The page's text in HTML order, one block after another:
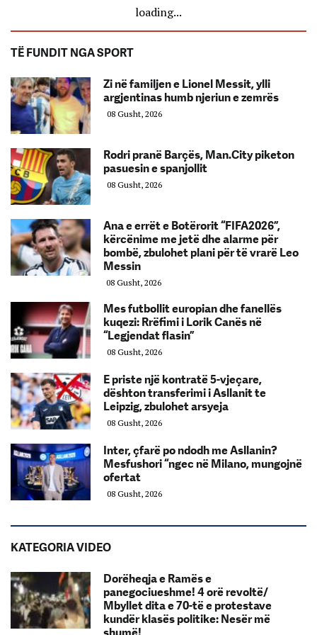
loading...
TË FUNDIT NGA SPORT
Zi në familjen e Lionel Messit, ylli
argjentinas humb njeriun e zemrës
08 Gusht, 2026
Rodri pranë Barçës, Man.City piketon
pasuesin e spanjollit
08 Gusht, 2026
Ana e errët e Botërorit “FIFA2026”,
kërcënime me jetë dhe alarme për
bombë, zbulohet plani për të vrarë Leo
Messin
08 Gusht, 2026
Mes futbollit europian dhe fanellës
kuqezi: Rrëfimi i Lorik Canës në
“Legjendat flasin”
08 Gusht, 2026
E priste një kontratë 5-vjeçare,
dështon transferimi i Asllanit te
Leipzig, zbulohet arsyeja
08 Gusht, 2026
Inter, çfarë po ndodh me Asllanin?
Mesfushori “ngec në Milano, mungojnë
ofertat
08 Gusht, 2026
KATEGORIA VIDEO
Dorëheqja e Ramës e
panegociueshme! 4 orë revoltë/
Mbyllet dita e 70-të e protestave
kundër klasës politike: Nesër më